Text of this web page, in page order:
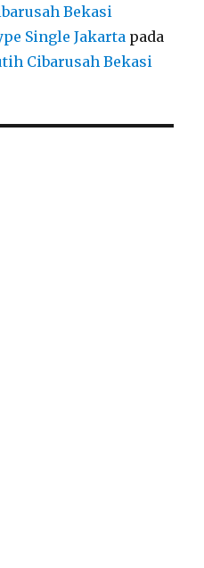
Bekasi
Single Jakarta pada
Cibarusah Bekasi